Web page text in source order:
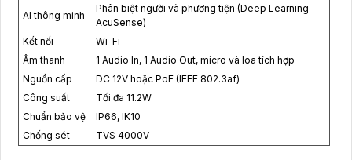
AI thông minh
Phân biệt người và phương tiện (Deep Learning
AcuSense)
Kết nối
Wi-Fi
Âm thanh
1 Audio In, 1 Audio Out, micro và loa tích hợp
Nguồn cấp
DC 12V hoặc PoE (IEEE 802.3af)
Công suất
Tối đa 11.2W
Chuẩn bảo vệ
IP66, IK10
Chống sét
TVS 4000V